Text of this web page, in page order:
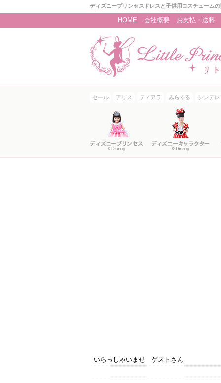
ディズニープリンセスドレスと子供用コスチューム
HOME 会社概要 お支払・送料
セール アリス ティアラ みらくる シンデレ
いらっしゃいませ ゲストさん